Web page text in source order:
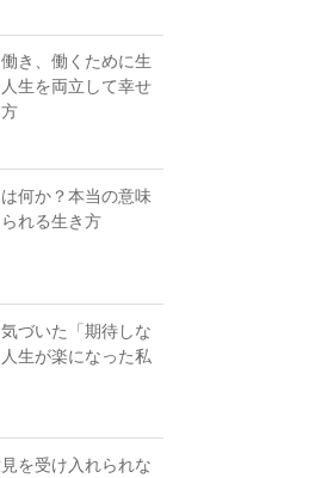
き、働くために生
生を両立して幸せ
何か？本当の意味
れる生き方
づいた「期待しな
生が楽になった私
を受け入れられな